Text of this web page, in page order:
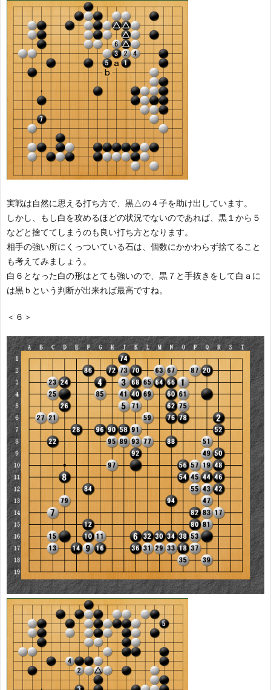
実戦は自然に思える打ち方で、黒△の４子を助け出しています。
しかし、もし白を攻めるほどの状況でないのであれば、黒１から５
などと捨ててしまうのも良い打ち方となります。
相手の強い所にくっついている石は、個数にかかわらず捨てること
も考えてみましょう。
白６となった白の形はとても強いので、黒７と手抜きをして白ａに
は黒ｂという判断が出来れば最高ですね。
＜６＞